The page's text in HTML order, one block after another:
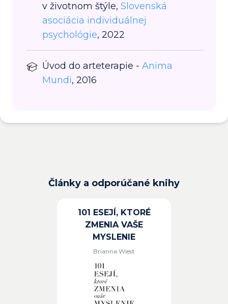
v životnom štýle, Slovenská
asociácia individuálnej
psychológie, 2022
Úvod do arteterapie - Anima
Mundi, 2016
Články a odporúčané knihy
101 ESEJÍ, KTORÉ
ZMENIA VAŠE
MYSLENIE
Brianna Wiest